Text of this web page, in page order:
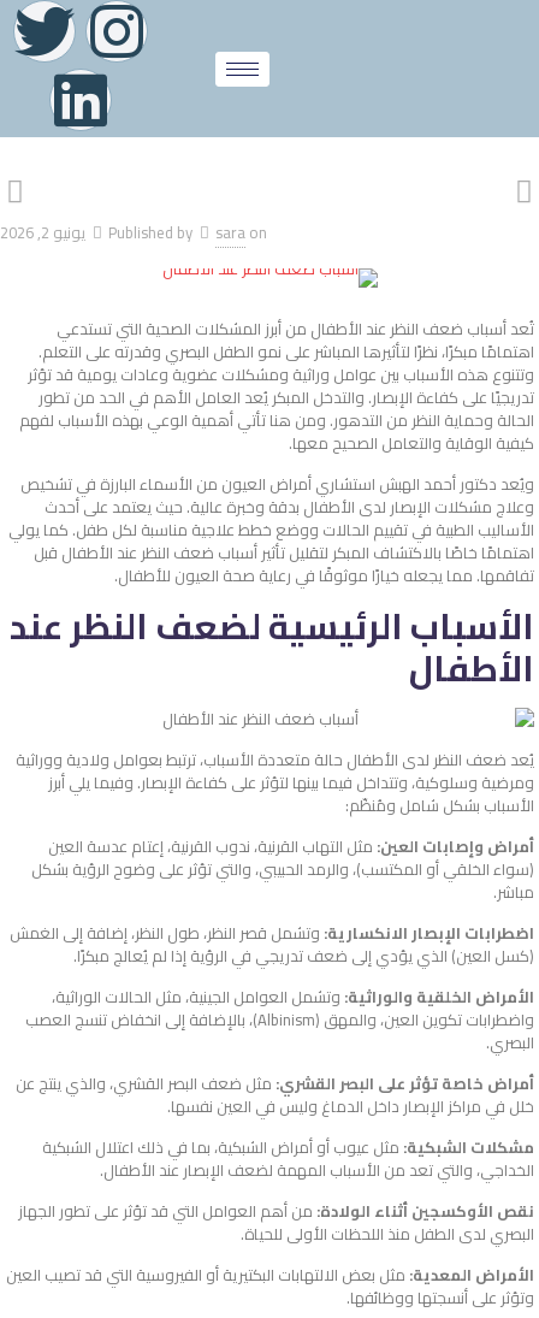
Published by saraon يونيو 2, 2026
تُعدأسباب ضعف النظر عند الأطفال من أبرز المشكلات الصحية التي تستدعي
اهتمامًا مبكرًا، نظرًا لتأثيرها المباشر على نمو الطفل البصري وقدرته على التعلم.
وتتنوع هذه الأسباب بين عوامل وراثية ومشكلات عضوية وعادات يومية قد تؤثر
تدريجيًا على كفاءة الإبصار. والتدخل المبكر يُعد العامل الأهم في الحد من تطور
الحالة وحماية النظر من التدهور. ومن هنا تأتي أهمية الوعي بهذه الأسباب لفهم
كيفية الوقاية والتعامل الصحيح معها.
ويُعد دكتور أحمد الهبش استشاري أمراض العيون من الأسماء البارزة في تشخيص
وعلاج مشكلات الإبصار لدى الأطفال بدقة وخبرة عالية. حيث يعتمد على أحدث
الأساليب الطبية في تقييم الحالات ووضع خطط علاجية مناسبة لكل طفل. كما يولي
اهتمامًا خاصًا بالاكتشاف المبكر لتقليل تأثير أسباب ضعف النظر عند الأطفال قبل
تفاقمها. مما يجعله خيارًا موثوقًا في رعاية صحة العيون للأطفال.
الأسباب الرئيسية لضعف النظر عند
الأطفال
يُعد ضعف النظر لدى الأطفال حالة متعددة الأسباب، ترتبط بعوامل ولادية ووراثية
ومرضية وسلوكية، وتتداخل فيما بينها لتؤثر على كفاءة الإبصار. وفيما يلي أبرز
الأسباب بشكل شامل ومُنظّم:
أمراض وإصابات العين: مثل التهاب القرنية، ندوب القرنية، إعتام عدسة العين
(سواء الخلقي أو المكتسب)، والرمد الحبيبي، والتي تؤثر على وضوح الرؤية بشكل
مباشر.
اضطرابات الإبصار الانكسارية: وتشمل قصر النظر، طول النظر، إضافة إلى الغمش
(كسل العين) الذي يؤدي إلى ضعف تدريجي في الرؤية إذا لم يُعالج مبكرًا.
الأمراض الخلقية والوراثية: وتشمل العوامل الجينية، مثل الحالات الوراثية،
واضطرابات تكوين العين، والمهق (Albinism)، بالإضافة إلى انخفاض تنسج العصب
البصري.
أمراض خاصة تؤثر على البصر القشري: مثل ضعف البصر القشري، والذي ينتج عن
خلل في مراكز الإبصار داخل الدماغ وليس في العين نفسها.
مشكلات الشبكية: مثل عيوب أو أمراض الشبكية، بما في ذلك اعتلال الشبكية
الخداجي، والتي تعد من الأسباب المهمة لضعف الإبصار عند الأطفال.
نقص الأوكسجين أثناء الولادة: من أهم العوامل التي قد تؤثر على تطور الجهاز
البصري لدى الطفل منذ اللحظات الأولى للحياة.
الأمراض المعدية: مثل بعض الالتهابات البكتيرية أو الفيروسية التي قد تصيب العين
وتؤثر على أنسجتها ووظائفها.